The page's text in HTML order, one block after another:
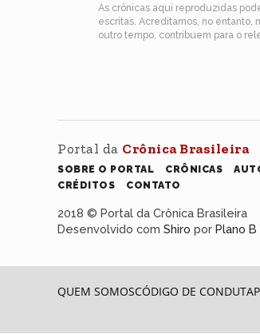
As crônicas aqui reproduzidas
escritas. Acreditamos, no entanto,
outro tempo, contribuem para o
Portal da Crônica Brasileira
SOBRE O PORTAL CRÔNICAS
CRÉDITOS
CONTATO
2018 © Portal da Crônica Brasileira
Desenvolvido com Shiro por Plano B
QUEM SOMOSCÓDIGO DE CONDUTA